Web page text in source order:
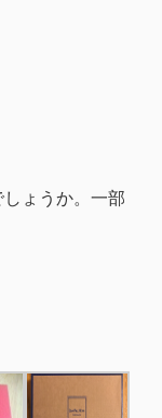
ょうか。一部